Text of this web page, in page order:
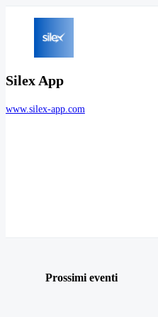
Silex App
www.silex-app.com
Prossimi eventi